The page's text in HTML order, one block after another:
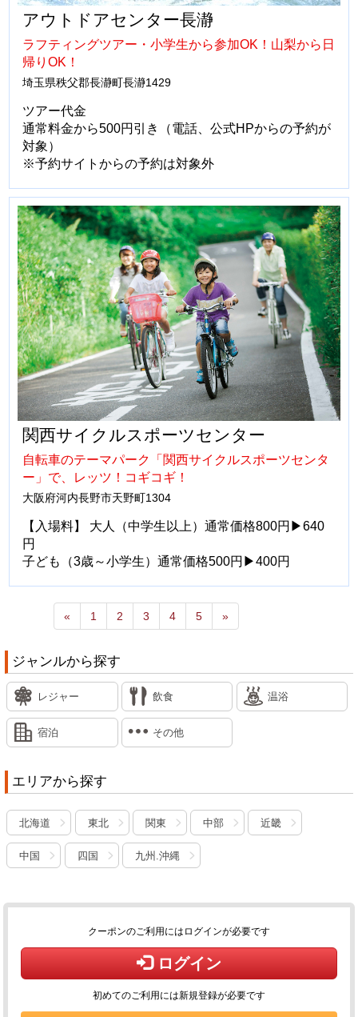
アウトドアセンター長瀞
ラフティングツアー・小学生から参加OK！山梨から日
帰りOK！
埼玉県秩父郡長瀞町長瀞1429
ツアー代金
通常料金から500円引き（電話、公式HPからの予約が
対象）
※予約サイトからの予約は対象外
関西サイクルスポーツセンター
自転車のテーマパーク「関西サイクルスポーツセンタ
ー」で、レッツ！コギコギ！
大阪府河内長野市天野町1304
【入場料】 大人（中学生以上）通常価格800円▶640
円
子ども（3歳～小学生）通常価格500円▶400円
« 1 2 3 4 5 »
ジャンルから探す
レジャー 飲食 温浴
宿泊 その他
エリアから探す
北海道 東北 関東 中部 近畿
中国 四国 九州.沖縄
クーポンのご利用にはログインが必要です
ログイン
初めてのご利用には新規登録が必要です